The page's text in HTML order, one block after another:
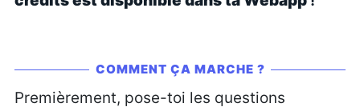
COMMENT ÇA MARCHE ?
Premièrement, pose-toi les questions